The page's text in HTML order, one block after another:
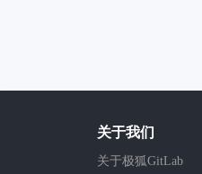
关于我们
关于极狐GitLab